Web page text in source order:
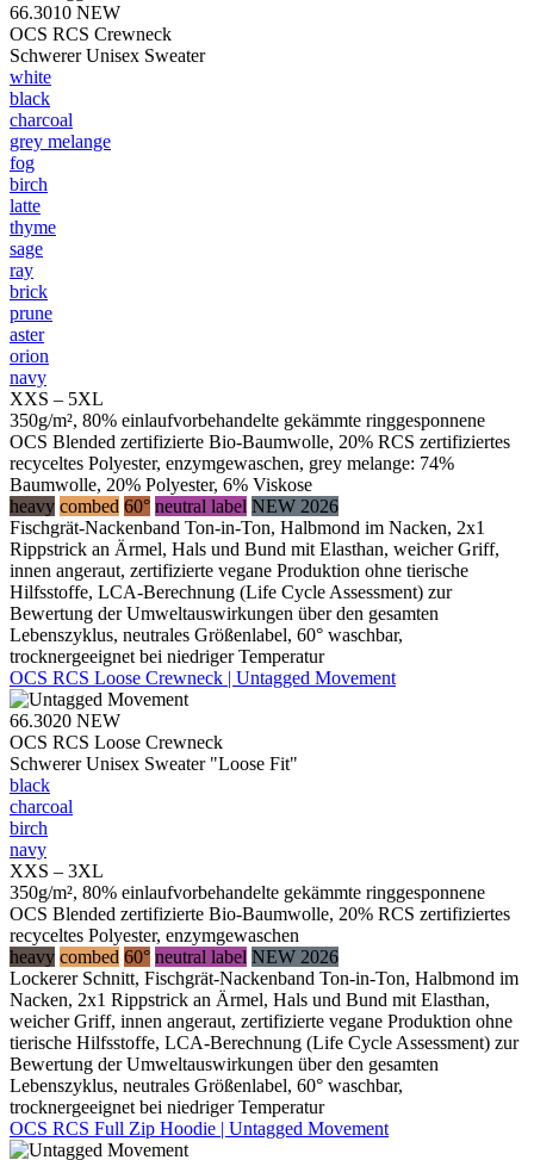
66.3010 NEW
OCS RCS Crewneck
Schwerer Unisex Sweater
white
black
charcoal
grey melange
fog
birch
latte
thyme
sage
ray
brick
prune
aster
orion
navy
XXS – 5XL
350g/m², 80% einlaufvorbehandelte gekämmte ringgesponnene
OCS Blended zertifizierte Bio-Baumwolle, 20% RCS zertifiziertes
recyceltes Polyester, enzymgewaschen, grey melange: 74%
Baumwolle, 20% Polyester, 6% Viskose
heavy combed 60° neutral label NEW 2026
Fischgrät-Nackenband Ton-in-Ton, Halbmond im Nacken, 2x1
Rippstrick an Ärmel, Hals und Bund mit Elasthan, weicher Griff,
innen angeraut, zertifizierte vegane Produktion ohne tierische
Hilfsstoffe, LCA-Berechnung (Life Cycle Assessment) zur
Bewertung der Umweltauswirkungen über den gesamten
Lebenszyklus, neutrales Größenlabel, 60° waschbar,
trocknergeeignet bei niedriger Temperatur
OCS RCS Loose Crewneck | Untagged Movement
66.3020 NEW
OCS RCS Loose Crewneck
Schwerer Unisex Sweater "Loose Fit"
black
charcoal
birch
navy
XXS – 3XL
350g/m², 80% einlaufvorbehandelte gekämmte ringgesponnene
OCS Blended zertifizierte Bio-Baumwolle, 20% RCS zertifiziertes
recyceltes Polyester, enzymgewaschen
heavy combed 60° neutral label NEW 2026
Lockerer Schnitt, Fischgrät-Nackenband Ton-in-Ton, Halbmond im
Nacken, 2x1 Rippstrick an Ärmel, Hals und Bund mit Elasthan,
weicher Griff, innen angeraut, zertifizierte vegane Produktion ohne
tierische Hilfsstoffe, LCA-Berechnung (Life Cycle Assessment) zur
Bewertung der Umweltauswirkungen über den gesamten
Lebenszyklus, neutrales Größenlabel, 60° waschbar,
trocknergeeignet bei niedriger Temperatur
OCS RCS Full Zip Hoodie | Untagged Movement